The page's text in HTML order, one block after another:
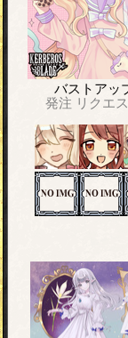
バストアッ
発注 リクエ